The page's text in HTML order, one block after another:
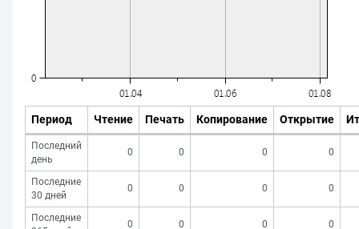
Период Чтение Печать Копирование Открытие
Последний
день
0 0 0 0
Последние
30 дней
0 0 0 0
Последние
0 0 0 0